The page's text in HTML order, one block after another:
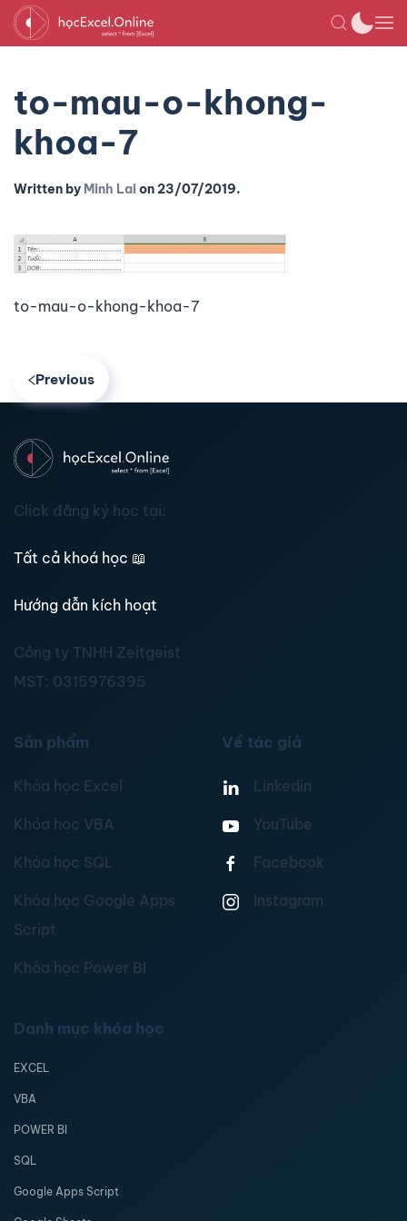
to-mau-o-khong-
khoa-7
Written by Minh Laion23/07/2019.
to-mau-o-khong-khoa-7
Previous
Click đăng ký học tại:
Tất cả khoá học 📖
Hướng dẫn kích hoạt
Công ty TNHH Zeitgeist
MST: 0315976395
Sản phẩm
Khóa học Excel
Khóa học VBA
Khóa học SQL
Khóa học Google Apps
Script
Khóa học Power BI
Về tác giả
Linkedin
YouTube
Facebook
Instagram
Danh mục khóa học
EXCEL
VBA
POWER BI
SQL
Google Apps Script